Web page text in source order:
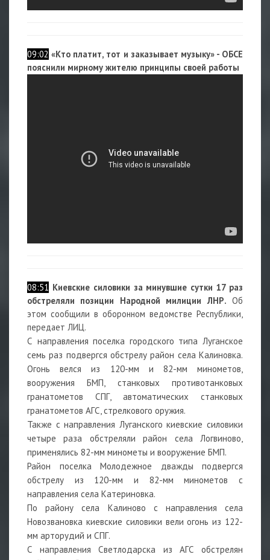
09:02 «Кто платит, тот и заказывает музыку» - ОБСЕ
пояснили мирному жителю принципы своей работы
08:51 Киевские силовики за минувшие сутки 17 раз
обстреляли позиции Народной милиции ЛНР. Об
этом сообщили в оборонном ведомстве Республики,
передает ЛИЦ.
С направления поселка городского типа Луганское
семь раз подвергся обстрелу район села Калиновка.
Огонь велся из 120-мм и 82-мм минометов,
вооружения БМП, станковых противотанковых
гранатометов СПГ, автоматических станковых
гранатометов АГС, стрелкового оружия.
Также с направления Луганского киевские силовики
четыре раза обстреляли район села Логвиново,
применялись 82-мм минометы и вооружение БМП.
Район поселка Молодежное дважды подвергся
обстрелу из 120-мм и 82-мм минометов с
направления села Катериновка.
По району села Калиново с направления села
Новозвановка киевские силовики вели огонь из 122-
мм арторудий и СПГ.
С направления Светлодарска из АГС обстрелян